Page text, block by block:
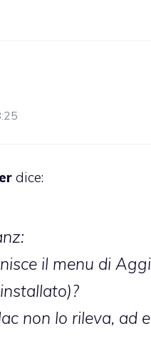
dice:
il menu di
non lo rileva, ad